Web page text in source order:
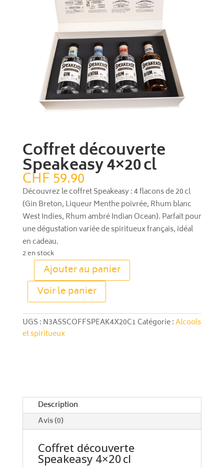
Coffret découverte
Speakeasy 4×20 cl
CHF59.90
Découvrez le coffret Speakeasy : 4 flacons de 20 cl
(Gin Breton, Liqueur Menthe poivrée, Rhum blanc
West Indies, Rhum ambré Indian Ocean). Parfait pour
une dégustation variée de spiritueux français, idéal
en cadeau.
2 en stock
quantité
Coffret
Speakeasy
4×20 cl
Ajouter au panier
Voir le panier
l
e
:
UGS : N3ASSCOFFSPEAK4X20C1Catégorie :Alcools
et spiritueux
Description
Avis (0)
Coffret découverte
Speakeasy 4×20 cl